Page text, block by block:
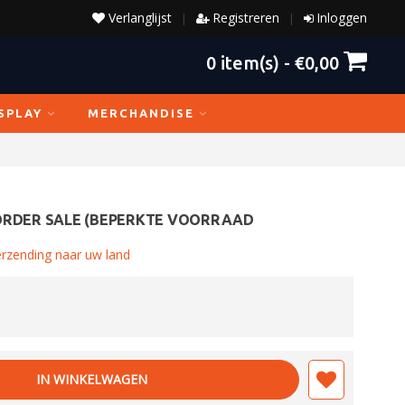
Inloggen
|
Registreren
|
Verlanglijst
0 item(s) - €0,00
MERCHANDISE
SALE (BEPERKTE VOORRAAD
naar uw land
IN WINKELWAGEN